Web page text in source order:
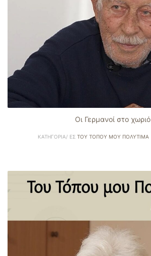
Οι Γερμανοί στο χωριό
ΚΑΤΗΓΟΡΊΑ/ ΕΣ ΤΟΥ ΤΌΠΟΥ ΜΟΥ ΠΟΛΎΤΙΜΑ